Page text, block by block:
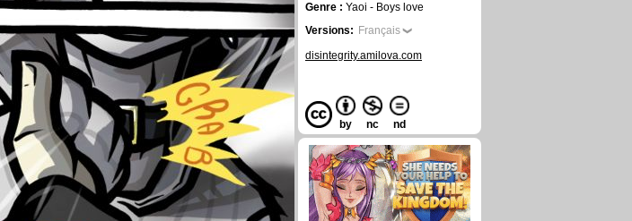
Genre : Yaoi - Boys love
Versions: Français
disintegrity.amilova.com
by nc nd